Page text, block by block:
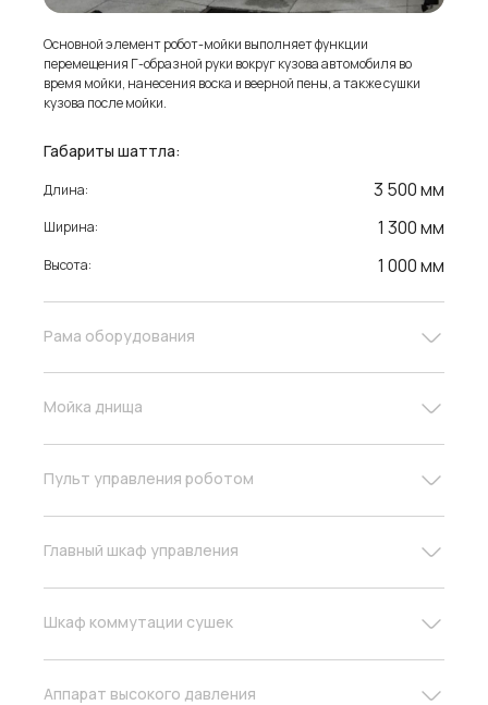
Рама оборудования
Основной элемент робот-мойки выполняет функции
перемещения Г-образной руки вокруг кузова автомобиля во
время мойки, нанесения воска и веерной пены, а также сушки
кузова после мойки.
Пульт управления роботом
Аппарат высокого давления
Мойка днища
Шкаф коммутации сушек
Главный шкаф управления
Габариты шаттла:
Длина: 3 500 мм
Ширина: 1 300 мм
Высота: 1 000 мм